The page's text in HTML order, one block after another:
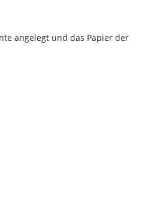
angelegt und das Papier der